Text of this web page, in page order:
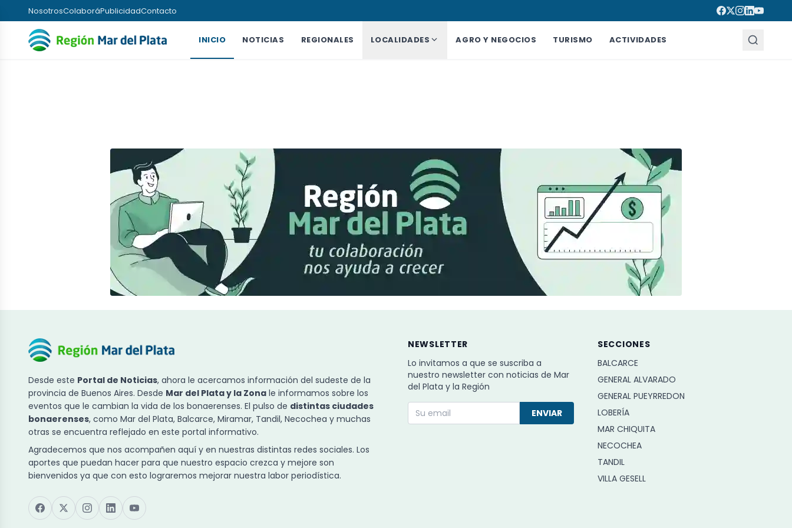
NosotrosColaboráPublicidadContacto
INICIO NOTICIAS REGIONALES LOCALIDADES AGRO Y NEGOCIOS TURISMO ACTIVIDADES
Desde este Portal de Noticias, ahora le acercamos información del sudeste de la
provincia de Buenos Aires. Desde Mar del Plata y la Zona le informamos sobre los
eventos que le cambian la vida de los bonaerenses. El pulso de distintas ciudades
bonaerenses, como Mar del Plata, Balcarce, Miramar, Tandil, Necochea y muchas
otras se encuentra reflejado en este portal informativo.
Agradecemos que nos acompañen aquí y en nuestras distintas redes sociales. Los
aportes que puedan hacer para que nuestro espacio crezca y mejore son
bienvenidos ya que con esto lograremos mejorar nuestra labor periodística.
NEWSLETTER
Lo invitamos a que se suscriba a
nuestro newsletter con noticias de Mar
del Plata y la Región
ENVIAR
SECCIONES
BALCARCE
GENERAL ALVARADO
GENERAL PUEYRREDON
LOBERÍA
MAR CHIQUITA
NECOCHEA
TANDIL
VILLA GESELL